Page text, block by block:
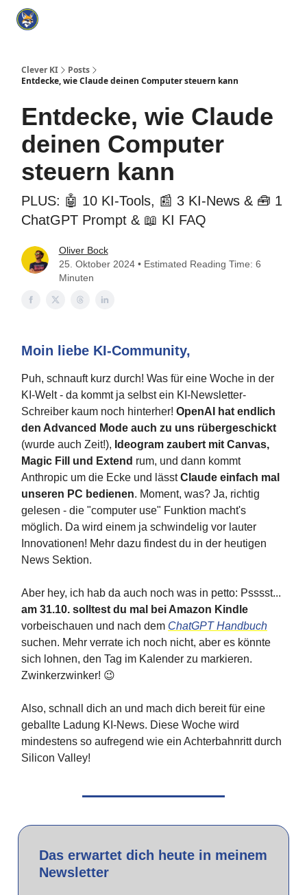
Clever KI
Posts
Entdecke, wie Claude deinen Computer steuern kann
Entdecke, wie Claude
deinen Computer
steuern kann
PLUS: 🤖 10 KI-Tools, 📰 3 KI-News & 🧰 1
ChatGPT Prompt & 📖 KI FAQ
Oliver Bock
25. Oktober 2024 • Estimated Reading Time: 6
Minuten
Moin liebe KI-Community,
Puh, schnauft kurz durch! Was für eine Woche in der
KI-Welt - da kommt ja selbst ein KI-Newsletter-
Schreiber kaum noch hinterher! OpenAI hat endlich
den Advanced Mode auch zu uns rübergeschickt
(wurde auch Zeit!), Ideogram zaubert mit Canvas,
Magic Fill und Extend rum, und dann kommt
Anthropic um die Ecke und lässtClaude einfach mal
unseren PC bedienen. Moment, was? Ja, richtig
gelesen - die "computer use" Funktion macht's
möglich. Da wird einem ja schwindelig vor lauter
Innovationen! Mehr dazu findest du in der heutigen
News Sektion.
Aber hey, ich hab da auch noch was in petto: Psssst...
am 31.10. solltest du mal bei Amazon Kindle
vorbeischauen und nach dem ChatGPT Handbuch
suchen. Mehr verrate ich noch nicht, aber es könnte
sich lohnen, den Tag im Kalender zu markieren.
Zwinkerzwinker! 😉
Also, schnall dich an und mach dich bereit für eine
geballte Ladung KI-News. Diese Woche wird
mindestens so aufregend wie ein Achterbahnritt durch
Silicon Valley!
Das erwartet dich heute in meinem
Newsletter